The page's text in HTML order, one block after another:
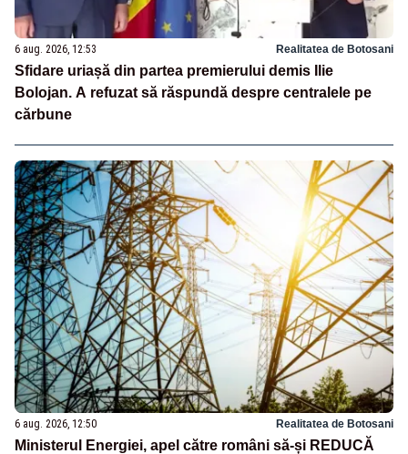
6 aug. 2026, 12:53 Realitatea de Botosani
Sfidare uriașă din partea premierului demis Ilie
Bolojan. A refuzat să răspundă despre centralele pe
cărbune
6 aug. 2026, 12:50 Realitatea de Botosani
Ministerul Energiei, apel către români să-și REDUCĂ